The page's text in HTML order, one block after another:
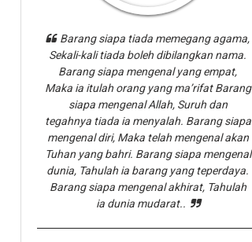
Barang siapa tiada memegang agama,
Sekali-kali tiada boleh dibilangkan nama.
Barang siapa mengenal yang empat,
Maka ia itulah orang yang ma’rifat Barang
siapa mengenal Allah, Suruh dan
tegahnya tiada ia menyalah. Barang siapa
mengenal diri, Maka telah mengenal akan
Tuhan yang bahri. Barang siapa mengenal
dunia, Tahulah ia barang yang teperdaya.
Barang siapa mengenal akhirat, Tahulah
ia dunia mudarat..